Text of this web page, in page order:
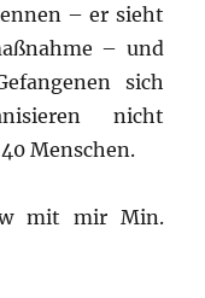
– er sieht
– und
sich
nicht
Menschen.
mit mir Min.